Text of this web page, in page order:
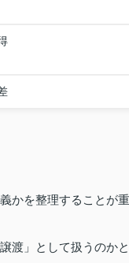
かを整理することが重
渡」として扱うのかと